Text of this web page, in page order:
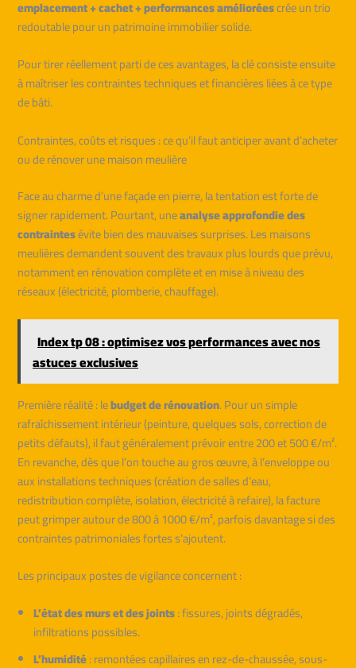
emplacement + cachet + performances amélioréescrée un trio
redoutable pour un patrimoine immobilier solide.
Pour tirer réellement parti de ces avantages, la clé consiste ensuite
à maîtriser les contraintes techniques et financières liées à ce type
de bâti.
Contraintes, coûts et risques : ce qu’il faut anticiper avant d’acheter
ou de rénover une maison meulière
Face au charme d’une façade en pierre, la tentation est forte de
signer rapidement. Pourtant, uneanalyse approfondie des
contraintesévite bien des mauvaises surprises. Les maisons
meulières demandent souvent des travaux plus lourds que prévu,
notamment en rénovation complète et en mise à niveau des
réseaux (électricité, plomberie, chauffage).
Index tp 08 : optimisez vos performances avec nos
astuces exclusives
Première réalité : lebudget de rénovation. Pour un simple
rafraîchissement intérieur (peinture, quelques sols, correction de
petits défauts), il faut généralement prévoir entre 200 et 500 €/m².
En revanche, dès que l’on touche au gros œuvre, à l’enveloppe ou
aux installations techniques (création de salles d’eau,
redistribution complète, isolation, électricité à refaire), la facture
peut grimper autour de 800 à 1000 €/m², parfois davantage si des
contraintes patrimoniales fortes s’ajoutent.
Les principaux postes de vigilance concernent :
L’état des murs et des joints: fissures, joints dégradés,
infiltrations possibles.
L’humidité: remontées capillaires en rez-de-chaussée, sous-